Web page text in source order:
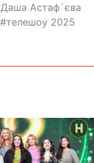
Даша Астаф`єва
телешоу 2025